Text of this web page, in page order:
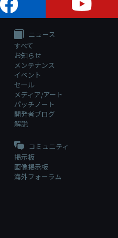
ニュース
すべて
お知らせ
メンテナンス
イベント
セール
メディア/アート
パッチノート
開発者ブログ
解説
コミュニティ
掲示板
画像掲示板
海外フォーラム